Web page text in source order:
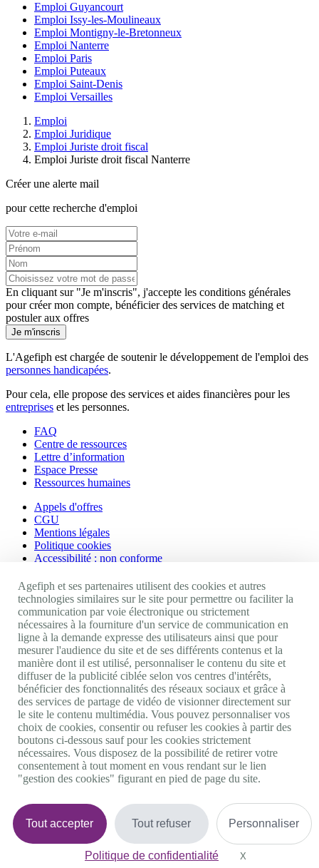
Emploi Guyancourt
Emploi Issy-les-Moulineaux
Emploi Montigny-le-Bretonneux
Emploi Nanterre
Emploi Paris
Emploi Puteaux
Emploi Saint-Denis
Emploi Versailles
Emploi
Emploi Juridique
Emploi Juriste droit fiscal
Emploi Juriste droit fiscal Nanterre
Créer une alerte mail
pour cette recherche d'emploi
En cliquant sur "Je m'inscris", j'accepte les conditions générales
pour créer mon compte, bénéficier des services de matching et
postuler aux offres
Je m'inscris
L'Agefiph est chargée de soutenir le développement de l'emploi des
personnes handicapées.
Pour cela, elle propose des services et aides financières pour les
entreprises et les personnes.
FAQ
Centre de ressources
Lettre d’information
Espace Presse
Ressources humaines
Appels d'offres
CGU
Mentions légales
Politique cookies
Accessibilité : non conforme
Nos autres sites
Site portail Agefiph
Activateur de progrès
Handinnov
Innovation et recherche
Université du RRH
Service AppuiPro
Nous suivre
Youtube
Linkedin
Facebook
Twitter
0 800 11 10 09Services & appel gratuitsDe 9h à 18h.
Nous contacter
Plateforme de mise en contact LSF
Gestion des cookies
Agefiph et ses partenaires utilisent des cookies et autres
technologies similaires sur le site pour permettre ou faciliter la
communication par voie électronique ou strictement
nécessaires à la fourniture d'un service de communication en
ligne à la demande expresse des utilisateurs ainsi que pour
mesurer l'audience du site et de ses différents contenus et la
manière dont il est utilisé, personnaliser le contenu du site et
diffuser de la publicité ciblée selon vos centres d'intérêts,
bénéficier des fonctionnalités des réseaux sociaux et grâce à
des services de partage de vidéo de visionner directement sur
le site le contenu multimédia. Vous pouvez personnaliser vos
choix de cookies, consentir ou refuser les cookies à partir des
boutons ci-dessous sauf pour les cookies strictement
nécessaires. Vous disposez de la possibilité de retirer votre
consentement à tout moment en vous rendant sur le lien
"gestion des cookies" figurant en pied de page du site.
Tout accepter Tout refuser Personnaliser
Politique de confidentialité X